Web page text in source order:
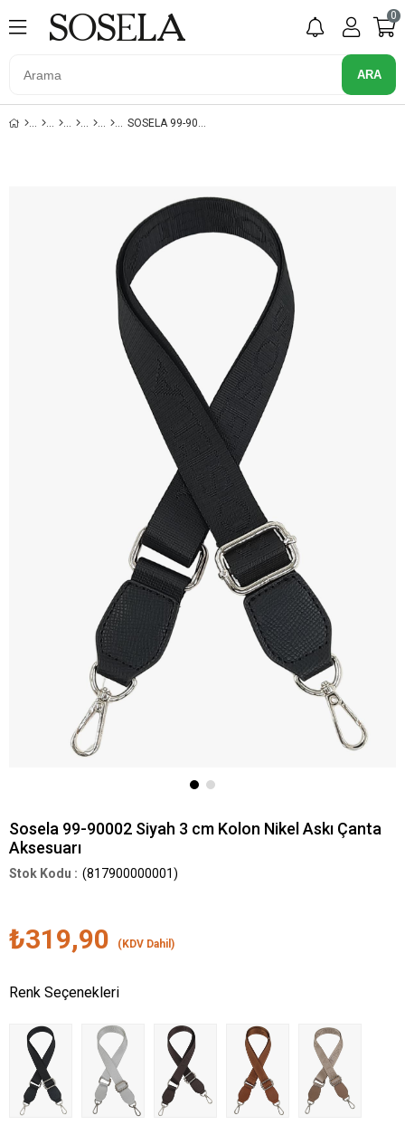
0
SOSELA 99-90002 SIYAH 3 CM KOLON NIKEL ASKI ÇANTA AKSESUARI
Sosela 99-90002 Siyah 3 cm Kolon Nikel Askı Çanta
Aksesuarı
(817900000001)
₺319,90 (KDV Dahil)
Renk Seçenekleri